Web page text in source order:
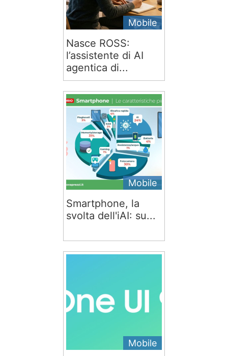
Mobile
Nasce ROSS:
l’assistente di AI
agentica di...
Mobile
Smartphone, la
svolta dell'iAI: su...
Mobile